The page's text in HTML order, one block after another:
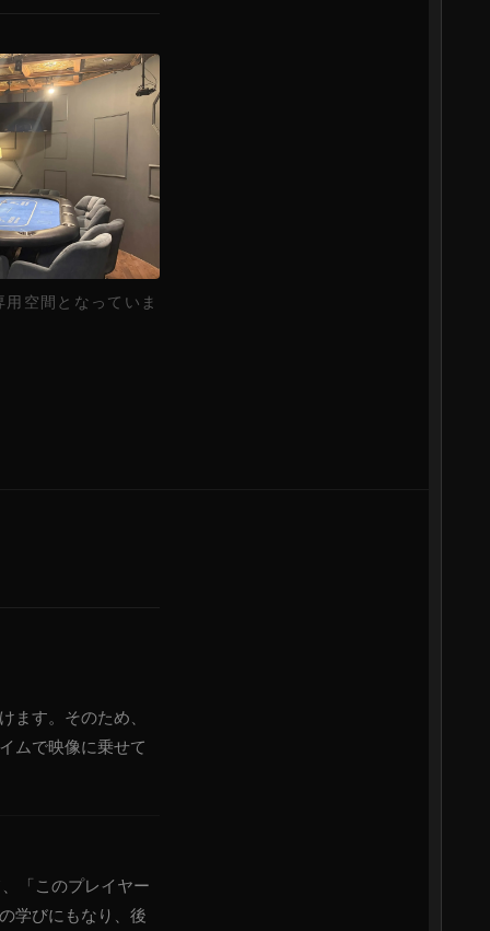
空間となっていま
ます。そのため、
ムで映像に乗せて
「このプレイヤー
学びにもなり、後